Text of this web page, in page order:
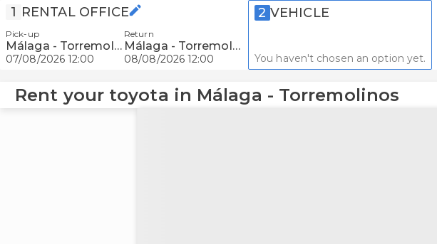
1 RENTAL OFFICE
Pick-up
Málaga - Torremolinos
07/08/2026 12:00
Return
Málaga - Torremolinos
08/08/2026 12:00
2 VEHICLE
You haven't chosen an option yet.
Rent your toyota in Málaga - Torremolinos